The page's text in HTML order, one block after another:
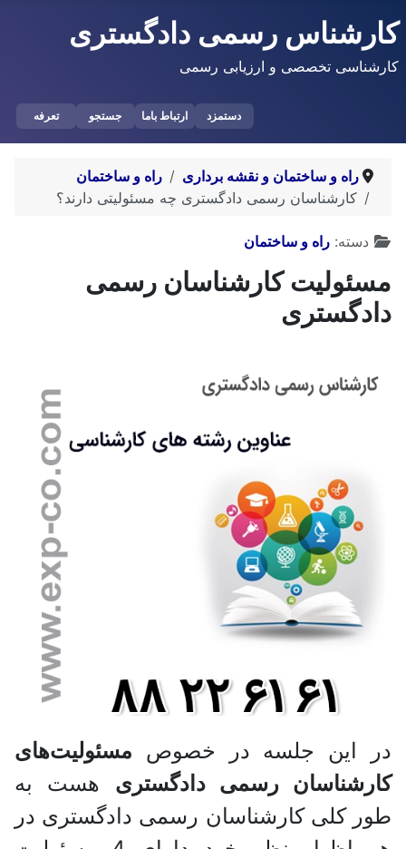
کارشناس رسمی دادگستری
کارشناسی تخصصی و ارزیابی رسمی
دستمزد ارتباط باما جستجو تعرفه
راه و ساختمان و نقشه برداری
راه و ساختمان
کارشناسان رسمی دادگستری چه مسئولیتی دارند؟
توضیحات
دسته: راه و ساختمان
مسئولیت کارشناسان رسمی
دادگستری
در این جلسه در خصوص مسئولیت‌های
کارشناسان رسمی دادگستری هست به
طور کلی کارشناسان رسمی دادگستری در